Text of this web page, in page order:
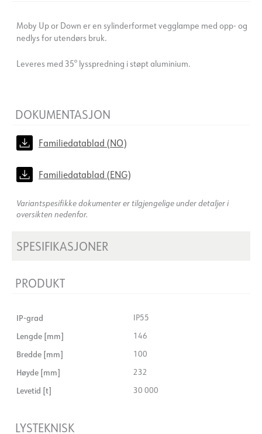
Moby Up or Down er en sylinderformet vegglampe med opp- og
nedlys for utendørs bruk.
Leveres med 35° lysspredning i støpt aluminium.
DOKUMENTASJON
Familiedatablad (NO)
Familiedatablad (ENG)
Variantspesifikke dokumenter er tilgjengelige under detaljer i
oversikten nedenfor.
SPESIFIKASJONER
PRODUKT
IP-grad IP55
Lengde [mm] 146
Bredde [mm] 100
Høyde [mm] 232
Levetid [t] 30 000
LYSTEKNISK